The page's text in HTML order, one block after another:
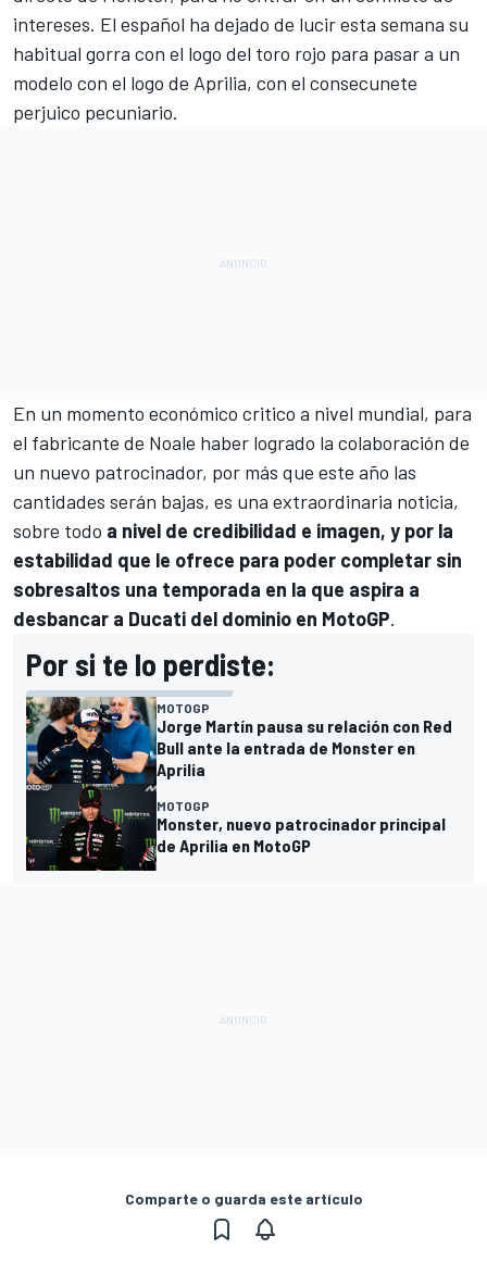
intereses. El español ha dejado de lucir esta semana su
habitual gorra con el logo del toro rojo para pasar a un
modelo con el logo de Aprilia, con el consecunete
perjuico pecuniario.
En un momento económico critico a nivel mundial, para
el fabricante de Noale haber logrado la colaboración de
un nuevo patrocinador, por más que este año las
cantidades serán bajas, es una extraordinaria noticia,
sobre todo a nivel de credibilidad e imagen, y por la
estabilidad que le ofrece para poder completar sin
sobresaltos una temporada en la que aspira a
desbancar a Ducati del dominio en MotoGP.
Por si te lo perdiste:
MOTOGP
Jorge Martín pausa su relación con Red
Bull ante la entrada de Monster en
Aprilia
MOTOGP
Monster, nuevo patrocinador principal
de Aprilia en MotoGP
Comparte o guarda este artículo